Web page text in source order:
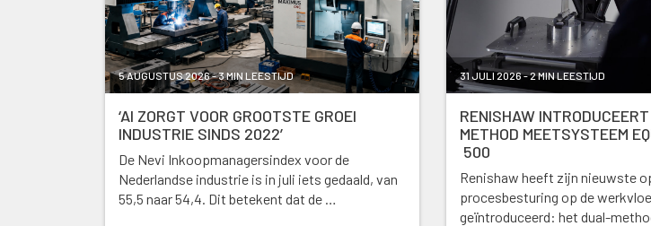
5 AUGUSTUS 2026 - 3 MIN LEESTIJD
‘AI ZORGT VOOR GROOTSTE GROEI
INDUSTRIE SINDS 2022’
De Nevi Inkoopmanagersindex voor de
Nederlandse industrie is in juli iets gedaald, van
55,5 naar 54,4. Dit betekent dat de …
31 JULI 2026 - 2 MIN LEESTIJD
RENISHAW
METHOD MEETSYSTEEM
500
Renishaw heeft zijn nieuwste
procesbesturing op de
geïntroduceerd: het dual-